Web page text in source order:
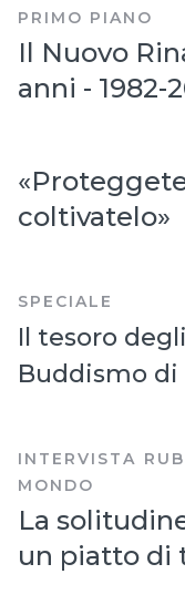
PRIMO PIANO
Il Nuovo
anni - 1982-
coltivatelo»
SPECIALE
Il tesoro
Buddismo
INTERVISTA
MONDO
La
un piatto di